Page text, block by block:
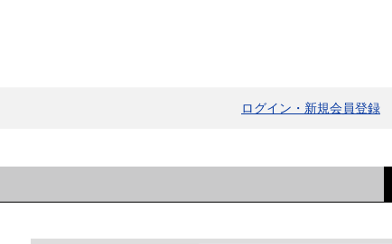
ログイン・新規会員登録